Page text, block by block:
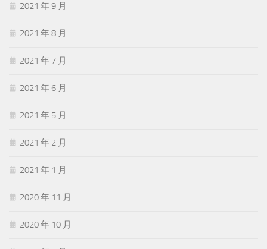
2021 年 9 月
2021 年 8 月
2021 年 7 月
2021 年 6 月
2021 年 5 月
2021 年 2 月
2021 年 1 月
2020 年 11 月
2020 年 10 月